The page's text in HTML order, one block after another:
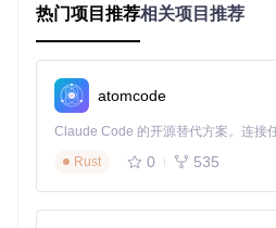
推荐选择：Python作为主力开发语
ython或C++扩展提升性能。这一组
能，是目前量化领域的主流技术选
数据存储方案
量化交易对数据读写性能要求极高
频繁访问大量K线数据。常见存储方
关系型数据库（MySQL/
的交易记录和账户数据，但不适
热门项目推荐相关项目推荐
atomcode
Rust
0 535